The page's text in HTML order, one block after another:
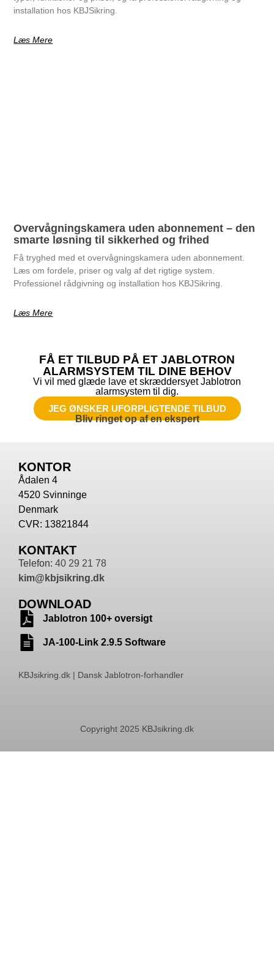
installation hos KBJSikring.
Læs Mere
Overvågningskamera uden abonnement – den
smarte løsning til sikkerhed og frihed
Få tryghed med et overvågningskamera uden abonnement.
Læs om fordele, priser og valg af det rigtige system.
Professionel rådgivning og installation hos KBJSikring.
Læs Mere
FÅ ET TILBUD PÅ ET JABLOTRON
ALARMSYSTEM TIL DINE BEHOV
Vi vil med glæde lave et skræddersyet Jablotron
alarmsystem til dig.
JEG ØNSKER UFORPLIGTENDE TILBUD
Bliv ringet op af en ekspert
KONTOR
Ådalen 4
4520 Svinninge
Denmark
CVR: 13821844
KONTAKT
Telefon: 40 29 21 78
kim@kbjsikring.dk
DOWNLOAD
Jablotron 100+ oversigt
JA-100-Link 2.9.5 Software
KBJsikring.dk | Dansk Jablotron-forhandler
Copyright 2025 KBJsikring.dk